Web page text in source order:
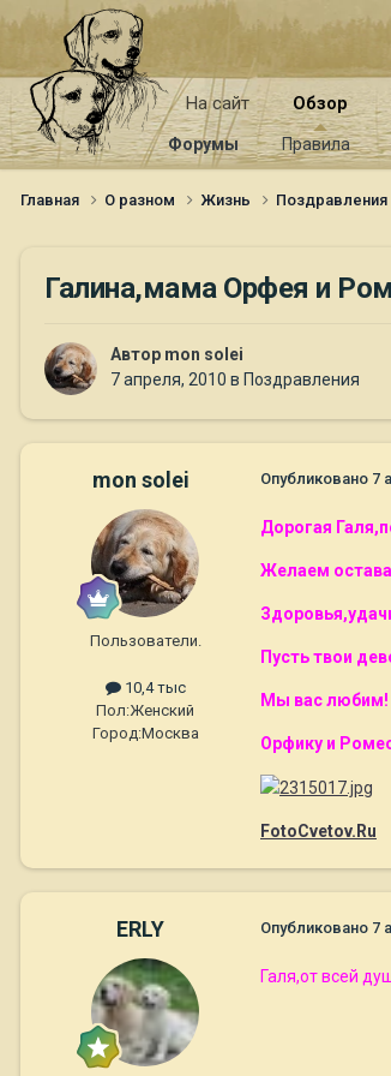
На сайт Обзор
Форумы Правила
Главная О разном Жизнь Поздравления
Галина,мама Орфея и
Автор mon solei
7 апреля, 2010 в Поздравления
mon solei
Пользователи.
10,4 тыс
Пол:Женский
Город:Москва
Опубликовано 7
Дорогая
Желаем
Пусть твои
Мы вас любим!
Орфику и
FotoCvetov.Ru
ERLY Опубликовано 7
Галя,от всей